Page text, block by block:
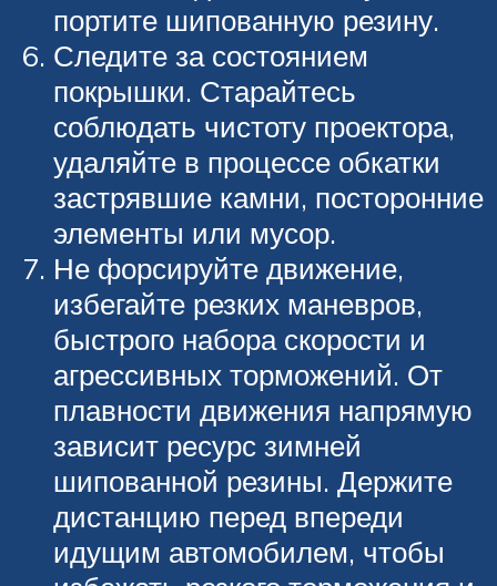
портите шипованную резину.
Следите за состоянием
покрышки. Старайтесь
соблюдать чистоту проектора,
удаляйте в процессе обкатки
застрявшие камни, посторонние
элементы или мусор.
Не форсируйте движение,
избегайте резких маневров,
быстрого набора скорости и
агрессивных торможений. От
плавности движения напрямую
зависит ресурс зимней
шипованной резины. Держите
дистанцию перед впереди
идущим автомобилем, чтобы